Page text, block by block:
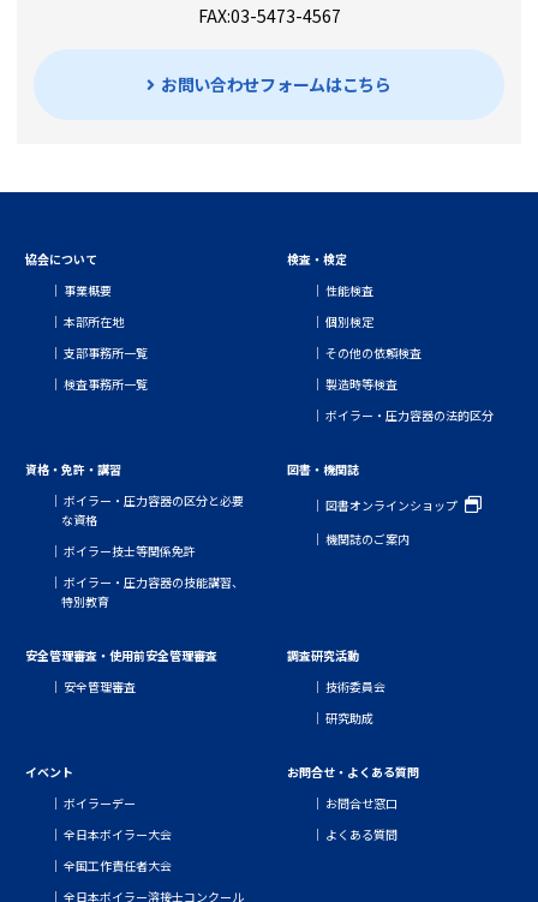
FAX:03-5473-4567
お問い合わせフォームはこちら
協会について
事業概要
本部所在地
支部事務所一覧
検査事務所一覧
検査・検定
性能検査
個別検定
その他の依頼検査
製造時等検査
ボイラー・圧力容器の法的区分
資格・免許・講習
ボイラー・圧力容器の区分と必要
な資格
ボイラー技士等関係免許
ボイラー・圧力容器の技能講習、
特別教育
図書・機関誌
図書オンラインショップ
機関誌のご案内
安全管理審査・使用前安全管理審査
安全管理審査
調査研究活動
技術委員会
研究助成
イベント
ボイラーデー
全日本ボイラー大会
全国工作責任者大会
全日本ボイラー溶接士コンクール
お問合せ・よくある質問
お問合せ窓口
よくある質問